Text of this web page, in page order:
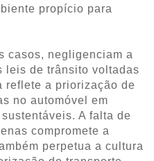
propício para
casos, negligenciam a
leis de trânsito voltadas
reflete a priorização de
no automóvel em
A falta de
compromete a
perpetua a cultura